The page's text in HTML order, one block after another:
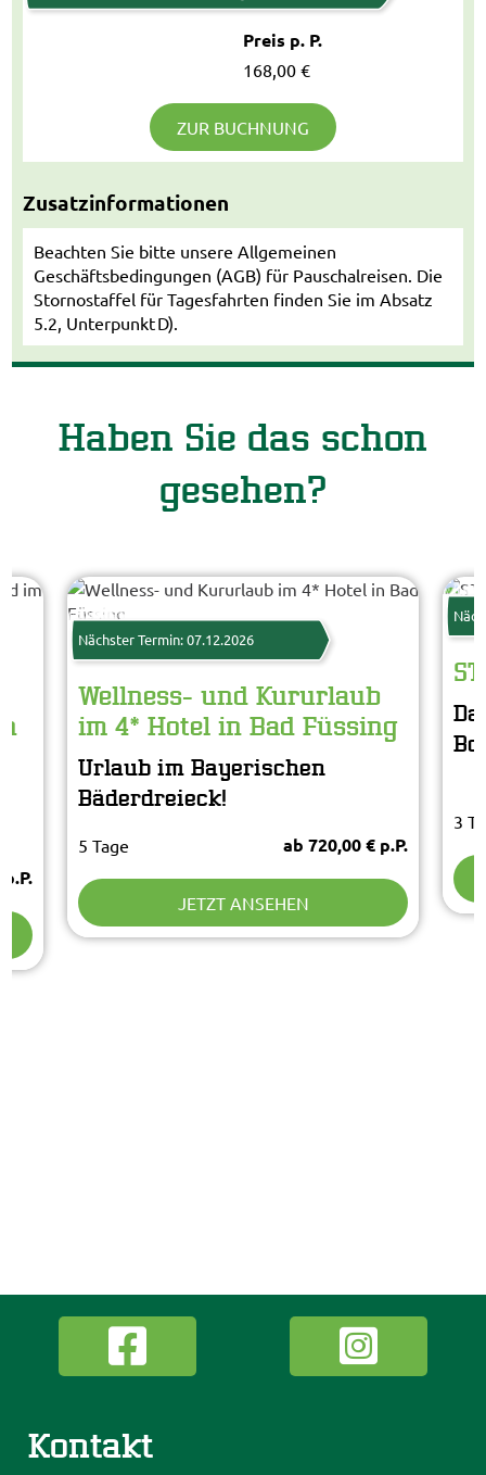
Preis p. P.
168,00 €
ZUR BUCHNUNG
Zusatzinformationen
Beachten Sie bitte unsere Allgemeinen
Geschäftsbedingungen (AGB) für Pauschalreisen. Die
Stornostaffel für Tagesfahrten finden Sie im Absatz
5.2, Unterpunkt D).
Haben Sie das schon
gesehen?
© Kur- und GästeService Bad Füssing
Nächster Termin: 07.12.2026
Wellness- und Kururlaub
im 4* Hotel in Bad Füssing
Urlaub im Bayerischen
Bäderdreieck!
5 Tage ab 720,00 € p.P.
JETZT ANSEHEN
3
Kontakt